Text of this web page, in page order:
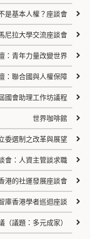
是基本人權？座談會
尼拉大學交流座談會
：青年力量改變世界
：聯合國與人權保障
國會助理工作坊議程
世界咖啡館
委選制之改革與展望
會：人資主管談求職
港的社運發展座談會
庫香港學者巡迴座談
（議題：多元成家）